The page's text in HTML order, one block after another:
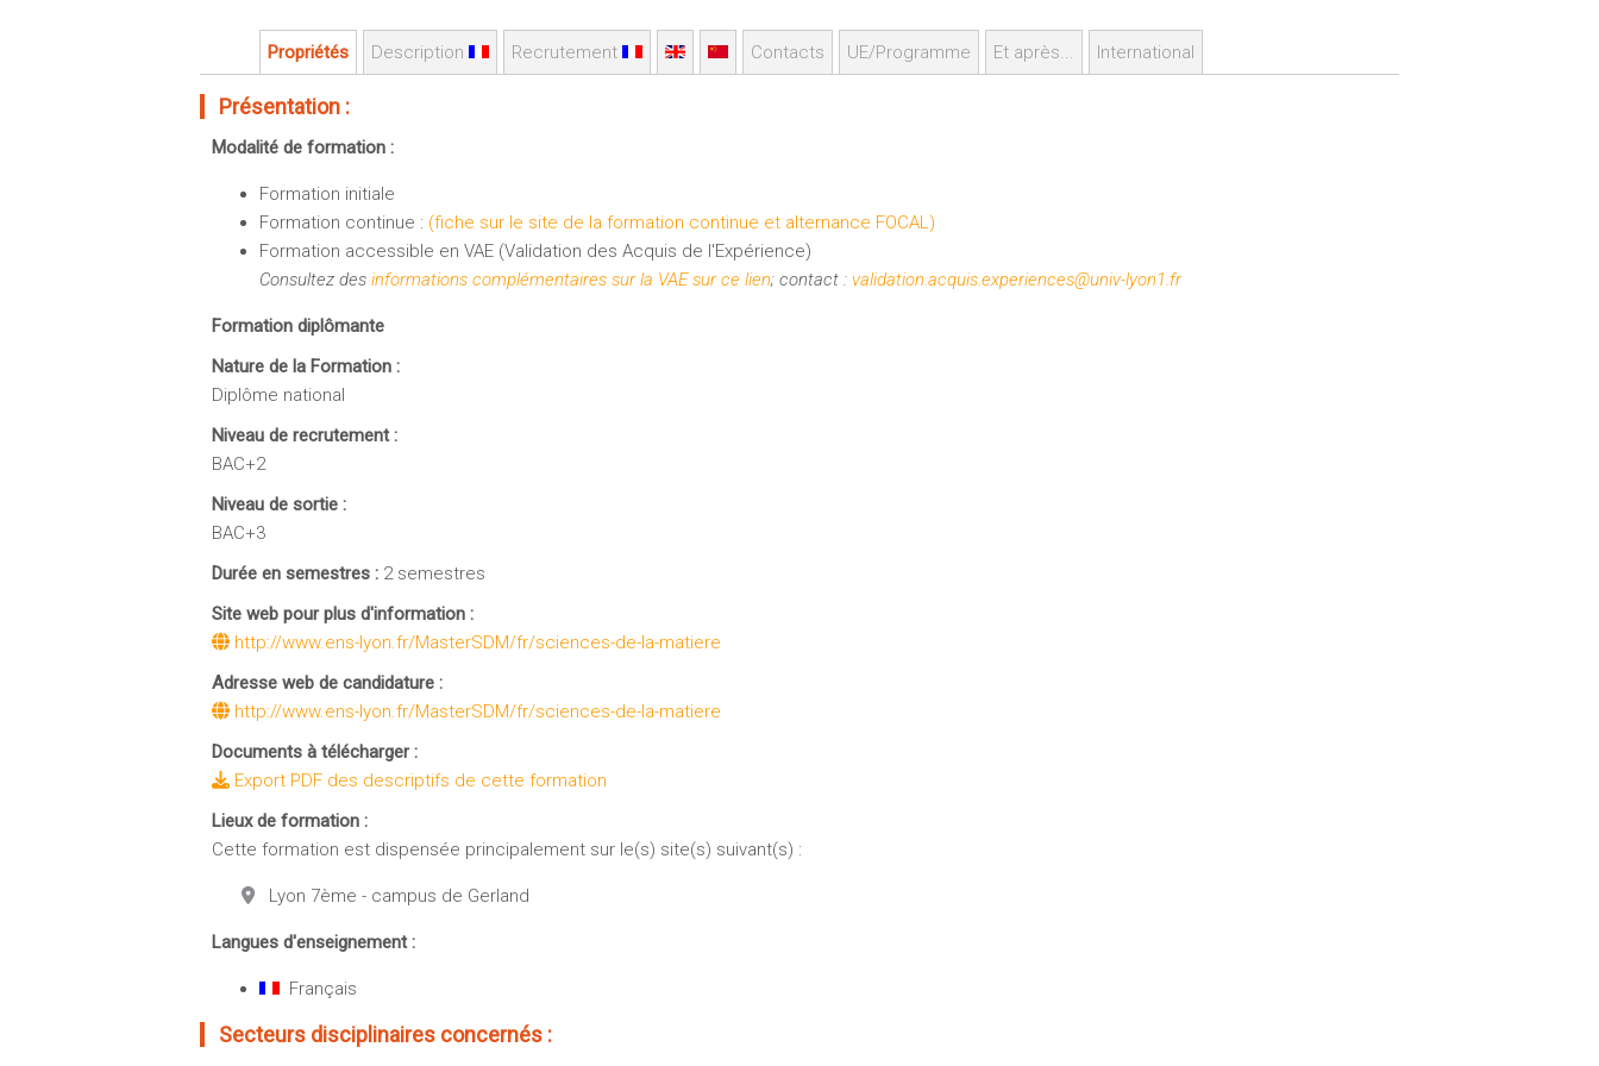
Propriétés Description Recrutement Contacts UE/Programme Et après... International
Présentation :
Modalité de formation :
Formation initiale
Formation continue : (fiche sur le site de la formation continue et alternance FOCAL)
Formation accessible en VAE (Validation des Acquis de l'Expérience)
Consultez des informations complémentaires sur la VAE sur ce lien; contact : validation.acquis.experiences@univ-lyon1.fr
Formation diplômante
Nature de la Formation :
Diplôme national
Niveau de recrutement :
BAC+2
Niveau de sortie :
BAC+3
Durée en semestres : 2 semestres
Site web pour plus d'information :
http://www.ens-lyon.fr/MasterSDM/fr/sciences-de-la-matiere
Adresse web de candidature :
http://www.ens-lyon.fr/MasterSDM/fr/sciences-de-la-matiere
Documents à télécharger :
Export PDF des descriptifs de cette formation
Lieux de formation :
Cette formation est dispensée principalement sur le(s) site(s) suivant(s) :
Lyon 7ème - campus de Gerland
Langues d'enseignement :
Français
Secteurs disciplinaires concernés :